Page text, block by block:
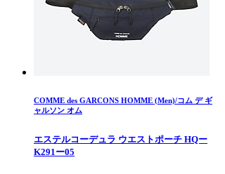
COMME des GARCONS HOMME (Men)/コム デ ギ
ャルソン オム
エステルコーデュラ ウエストポーチ HQー
K291ー05